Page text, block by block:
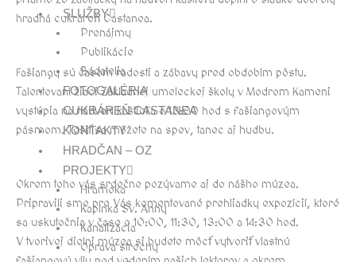
SLUŽBY
Prenájmy
Publikácie
Bádatelia
FOTOGALÉRIA
CUKRÁREŇ CASTANEA
KONTAKTY
HRADČAN – OZ
PROJEKTY
Hramoka
Kaplnka Sv. Anny
Kanalizácia
Oprava strechy
hradná cukráreň Castanea.
Fašiangy sú časom radosti a zábavy pred obdobím pôstu.
Talentovaní žiaci Základnej umeleckej školy v Modrom Kameni
vystúpia na nádvorí kaštieľa o 13:00 hod s fašiangovým
pásmom. Tešiť sa môžete na spev, tanec aj hudbu.
Okrem toho vás srdečne pozývame aj do nášho múzea.
Pripravili sme pre Vás komentované prehliadky expozícií, ktoré
sa uskutočnia v čase o 10:00, 11:30, 13:00 a 14:30 hod.
V tvorivej dielni múzea si budete môcť vytvoriť vlastnú